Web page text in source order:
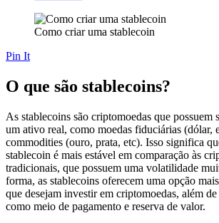
Como criar uma stablecoin
Pin It
O que são stablecoins?
As stablecoins são criptomoedas que possuem
um ativo real, como moedas fiduciárias (dólar,
commodities (ouro, prata, etc). Isso significa
stablecoin é mais estável em comparação às
tradicionais, que possuem uma volatilidade
forma, as stablecoins oferecem uma opção
que desejam investir em criptomoedas, além
como meio de pagamento e reserva de valor.